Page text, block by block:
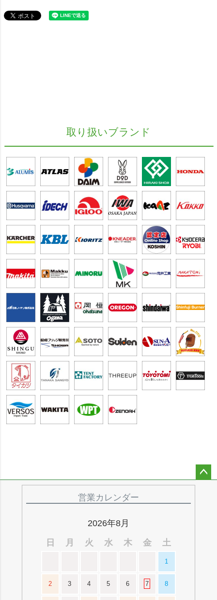
取り扱いブランド
営業カレンダー
2026年8月
日
月 火 水 木 金 土
1
2 3 4 5 6 7 8